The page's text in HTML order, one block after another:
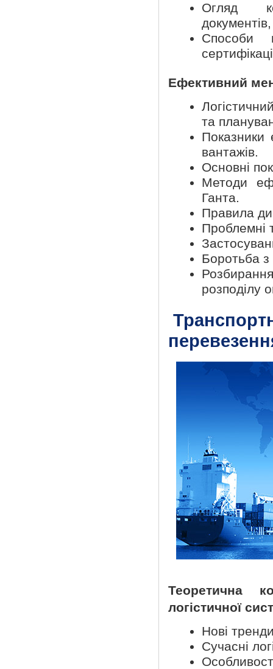
Огляд
Способи
Ефективний
та
Показники
вантажів.
Основні
Методи
Ганта.
Правила
Проблемні
Боротьба з
розподілу
Теоретична
логістичної
Нові
Сучасні